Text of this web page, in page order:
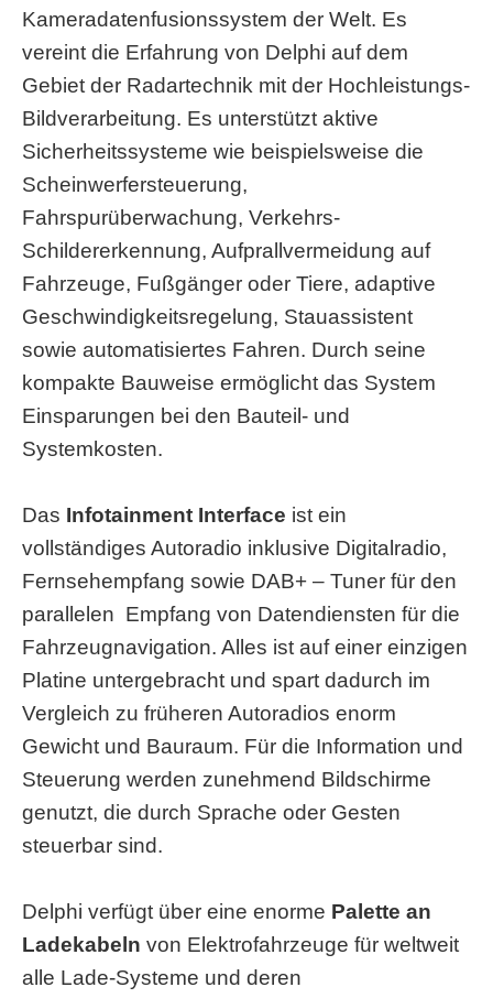
Kameradatenfusionssystem der Welt. Es
vereint die Erfahrung von Delphi auf dem
Gebiet der Radartechnik mit der Hochleistungs-
Bildverarbeitung. Es unterstützt aktive
Sicherheitssysteme wie beispielsweise die
Scheinwerfersteuerung,
Fahrspurüberwachung, Verkehrs-
Schildererkennung, Aufprallvermeidung auf
Fahrzeuge, Fußgänger oder Tiere, adaptive
Geschwindigkeitsregelung, Stauassistent
sowie automatisiertes Fahren. Durch seine
kompakte Bauweise ermöglicht das System
Einsparungen bei den Bauteil- und
Systemkosten.
Das Infotainment Interface ist ein
vollständiges Autoradio inklusive Digitalradio,
Fernsehempfang sowie DAB+ – Tuner für den
parallelen Empfang von Datendiensten für die
Fahrzeugnavigation. Alles ist auf einer einzigen
Platine untergebracht und spart dadurch im
Vergleich zu früheren Autoradios enorm
Gewicht und Bauraum. Für die Information und
Steuerung werden zunehmend Bildschirme
genutzt, die durch Sprache oder Gesten
steuerbar sind.
Delphi verfügt über eine enorme Palette an
Ladekabeln von Elektrofahrzeuge für weltweit
alle Lade-Systeme und deren